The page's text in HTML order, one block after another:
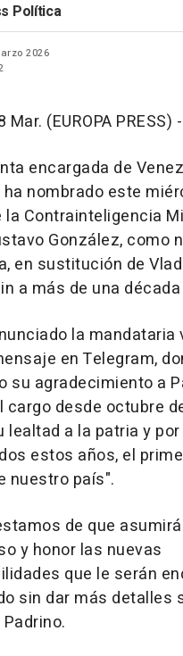
Política
2026
Mar. (EUROPA PRESS) -
encargada de
ha nombrado este
la Contrainteligencia
González, como
en sustitución de
a más de una
la mandataria
en Telegram,
su agradecimiento a
cargo desde octubre
lealtad a la patria y
estos años, el
nuestro país".
de que
y honor las nuevas
que le serán
sin dar más detalles